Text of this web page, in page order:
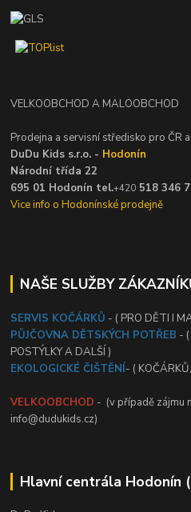
VELKOOBCHOD A MALOOBCHOD
Prodejna a servisní středisko pro ČR a
DuDu Kids s.r.o. - Hodonín
Národní třída 22
695 01 Hodonín tel.+420 518 346
Vice info o Hodonínské prodejně
NAŠE SLUŽBY
SERVIS KOČÁRKŮ - ( PRO DĚTI I
PŮJČOVNA DĚTSKÝCH POTŘEB -
POSTÝLKY A DALŠÍ )
EKOLOGICKÉ ČIŠTĚNÍ- (
VELKOOBCHOD - (v případě zájmu
info@dudukids.cz)
Hlavní centrála Hodonín